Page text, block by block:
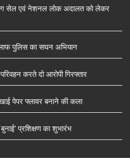
सेल एवं नेशनल लोक अदालत को लेकर
पुलिस का सघन अभियान
करते दो आरोपी गिरफ्तार
पेपर फ्लावर बनाने की कला
प्रशिक्षण का शुभारंभ